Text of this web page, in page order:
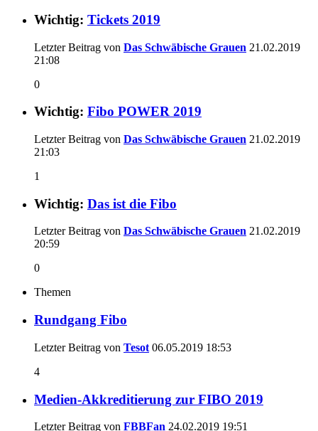
Wichtig: Tickets 2019
Letzter Beitrag von Das Schwäbische Grauen 21.02.2019
21:08
0
Wichtig: Fibo POWER 2019
Letzter Beitrag von Das Schwäbische Grauen 21.02.2019
21:03
1
Wichtig: Das ist die Fibo
Letzter Beitrag von Das Schwäbische Grauen 21.02.2019
20:59
0
Themen
Rundgang Fibo
Letzter Beitrag von Tesot 06.05.2019 18:53
4
Medien-Akkreditierung zur FIBO 2019
Letzter Beitrag von FBBFan 24.02.2019 19:51